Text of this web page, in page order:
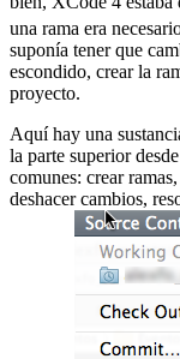
una rama era
suponía tener que
escondido, crear la
proyecto.
Aquí hay una
la parte superior
comunes: crear
deshacer cambios,